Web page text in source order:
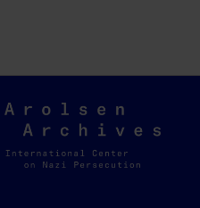
Arolsen
Archives